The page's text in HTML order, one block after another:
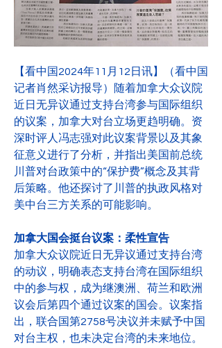
【看中国2024年11月12日讯】（看中国
记者肖然采访报导）随着加拿大众议院
近日无异议通过支持台湾参与国际组织
的议案，加拿大对台立场更趋明确。资
深时评人冯志强对此议案背景以及其象
征意义进行了分析，并指出美国前总统
川普对台政策中的“保护费”概念及其背
后策略。他还探讨了川普的执政风格对
美中台三方关系的可能影响。
加拿大国会挺台议案：柔性宣告
加拿大众议院近日无异议通过支持台湾
的动议，明确表态支持台湾在国际组织
中的参与权，成为继澳洲、荷兰和欧洲
议会后第四个通过议案的国会。议案指
出，联合国第2758号决议并未赋予中国
对台主权，也未决定台湾的未来地位。